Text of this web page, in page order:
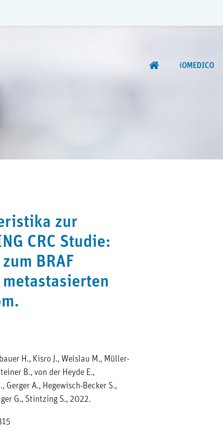
iOMEDICO
zur
CRC Studie:
BRAF
H., Kisro J., Welslau M., Müller-
B., von der Heyde E.,
Gerger A., Hegewisch-Becker S.,
G., Stintzing S., 2022.